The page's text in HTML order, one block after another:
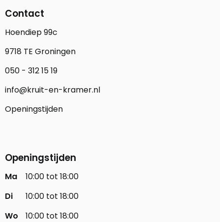
Contact
Hoendiep 99c
9718 TE Groningen
050 - 312 15 19
info@kruit-en-kramer.nl
Openingstijden
Openingstijden
Ma
10:00 tot 18:00
Di
10:00 tot 18:00
Wo
10:00 tot 18:00